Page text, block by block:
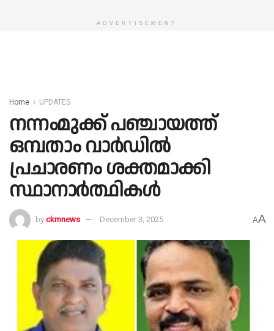
ADVERTISEMENT
Home UPDATES
നന്നംമുക്ക് പഞ്ചായത്ത്
ഒമ്പതാം വാര്‍ഡില്‍
പ്രചാരണം ശക്തമാക്കി
സ്ഥാനാര്‍ത്ഥികള്‍
by ckmnews December 3, 2025 AA